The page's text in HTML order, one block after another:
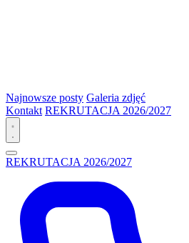
Najnowsze posty Galeria zdjęć
Kontakt REKRUTACJA 2026/2027
REKRUTACJA 2026/2027